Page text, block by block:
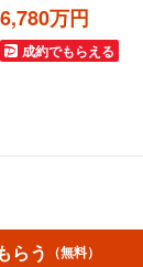
6,780万円
成約でもらえる
らう （無料）